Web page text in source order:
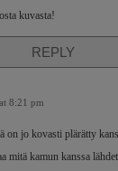
kuvasta!
REPLY
8:21 pm
on jo kovasti plärätty
mitä kamun kanssa